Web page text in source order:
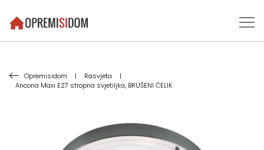
Opremisidom | Rasvjeta
|
Ancona Maxi E27 stropna svjetiljka, BRUŠENI ČELIK